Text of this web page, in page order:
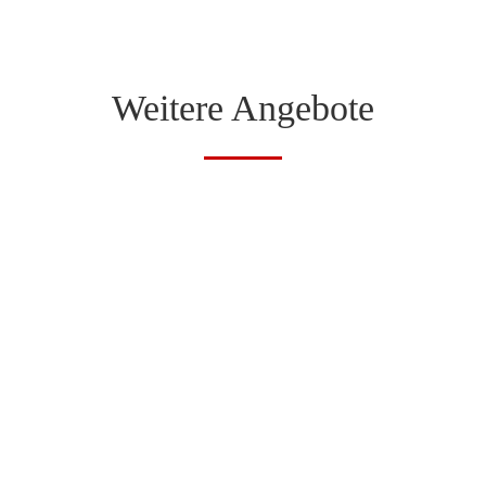
Weitere Angebote